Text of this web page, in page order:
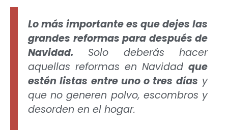
Lo más importante es que dejes las
grandes reformas para después de
Navidad. Solo deberás hacer
aquellas reformas en Navidad que
estén listas entre uno o tres días y
que no generen polvo, escombros y
desorden en el hogar.